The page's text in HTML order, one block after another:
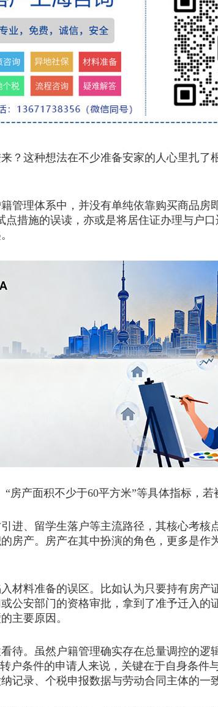
这种想法在不少准备安家的人心里扎了
管理体系中，并没有单纯依靠购买商品
点措施的误读，亦或是将居住证办理与户
产面积不少于60平方米”等具体指标，若
进、留学生落户等主流路径，其核心考
房产。房产在其中扮演的角色，更多是作
料准备的误区。比如认为只要持有房产
公安部门的资格审批，拿到了准予迁入
主要原因。
。虽然户籍管理确实存在总量调控的逻
户条件的申请人来说，关键在于自身条
记录、个税申报数据与劳动合同主体的一